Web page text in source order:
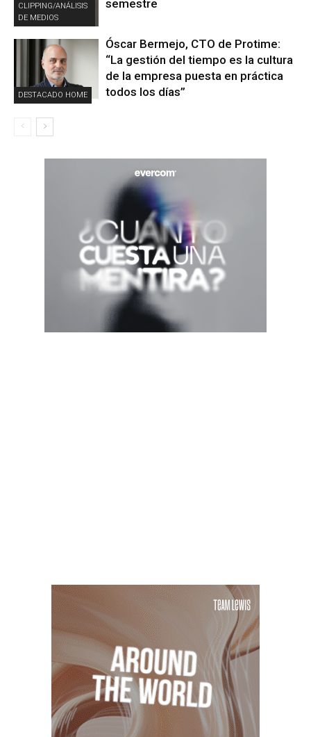
CLIPPING/ANÁLISIS
DE MEDIOS
semestre
DESTACADO HOME
Óscar Bermejo, CTO de Protime:
“La gestión del tiempo es la cultura
de la empresa puesta en práctica
todos los días”